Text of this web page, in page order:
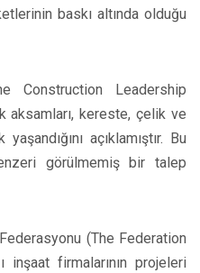
baskı altında olduğu
Construction Leadership
aksamları, kereste, çelik ve
açıklamıştır. Bu
görülmemiş bir talep
(The Federation
firmalarının projeleri